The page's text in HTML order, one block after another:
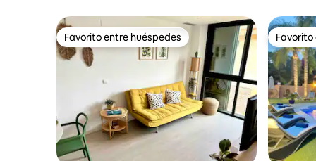
Favorito entre huéspedes
Favorito entre huéspedes